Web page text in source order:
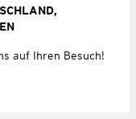
auf Ihren Besuch!